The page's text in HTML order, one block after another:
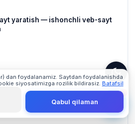
yaratish — ishonchli veb-sayt
dan foydalanamiz. Saytdan foydalanishda
siyosatimizga rozilik bildirasiz. Batafsil
Qabul qilaman